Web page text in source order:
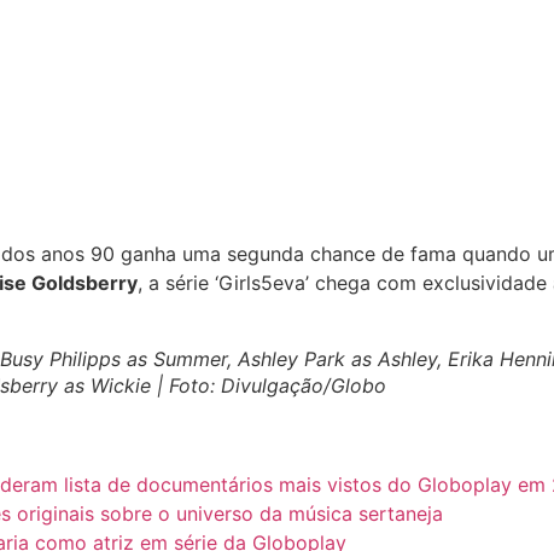
anos 90 ganha uma segunda chance de fama quando
Goldsberry, a série ‘Girls5eva’ chega com
Philipps as Summer, Ashley Park as Ashley, Erika
as Wickie | Foto: Divulgação/Globo
lista de documentários mais vistos do Globoplay em
originais sobre o universo da música sertaneja
como atriz em série da Globoplay